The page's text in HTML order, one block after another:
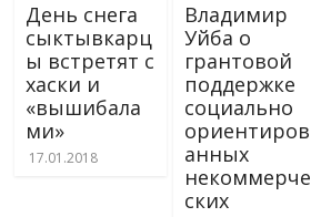
День снега
сыктывкарц
ы встретят с
хаски и
«вышибала
ми»
17.01.2018
Владимир
Уйба о
грантовой
поддержке
социально
ориентиров
анных
некоммерче
ских